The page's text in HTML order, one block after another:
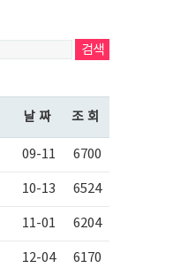
날짜 조회
09-11 6700
10-13 6524
11-01 6204
12-04 6170